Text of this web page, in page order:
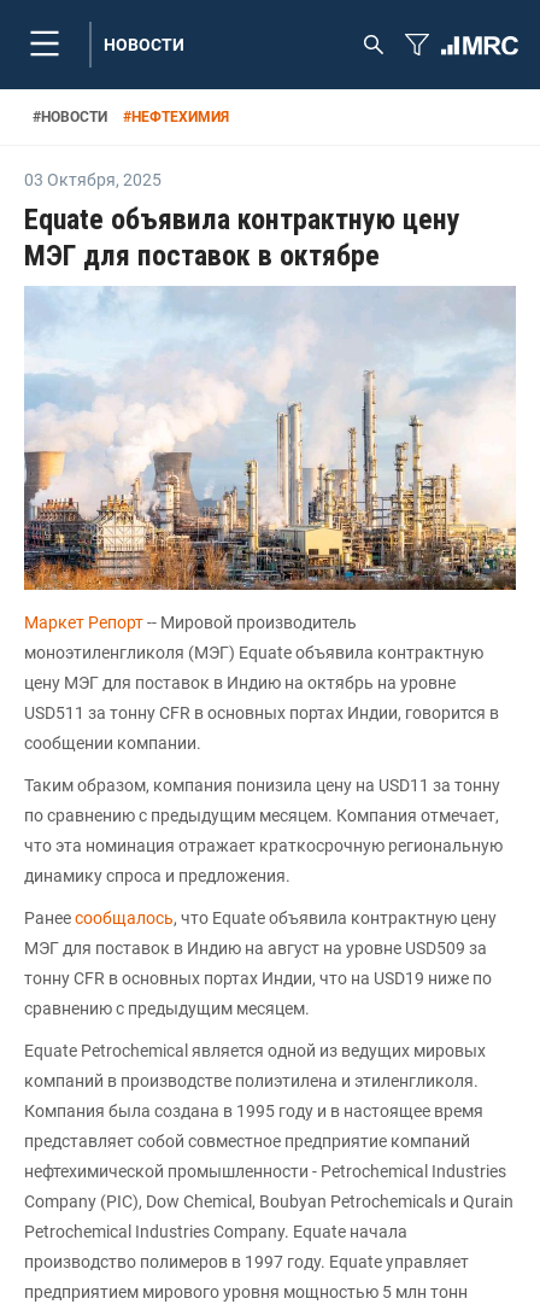
НОВОСТИ
#НОВОСТИ #НЕФТЕХИМИЯ
03 Октября, 2025
Equate объявила контрактную цену
МЭГ для поставок в октябре
Маркет Репорт-- Мировой производитель
моноэтиленгликоля (МЭГ) Equate объявила контрактную
цену МЭГ для поставок в Индию на октябрь на уровне
USD511 за тонну CFR в основных портах Индии, говорится в
сообщении компании.
Таким образом, компания понизила цену на USD11 за тонну
по сравнению с предыдущим месяцем. Компания отмечает,
что эта номинация отражает краткосрочную региональную
динамику спроса и предложения.
Ранеесообщалось, что Equate объявила контрактную цену
МЭГ для поставок в Индию на август на уровне USD509 за
тонну CFR в основных портах Индии, что на USD19 ниже по
сравнению с предыдущим месяцем.
Equate Petrochemical является одной из ведущих мировых
компаний в производстве полиэтилена и этиленгликоля.
Компания была создана в 1995 году и в настоящее время
представляет собой совместное предприятие компаний
нефтехимической промышленности - Petrochemical Industries
Company (PIC), Dow Chemical, Boubyan Petrochemicals и Qurain
Petrochemical Industries Company. Equate начала
производство полимеров в 1997 году. Equate управляет
предприятием мирового уровня мощностью 5 млн тонн